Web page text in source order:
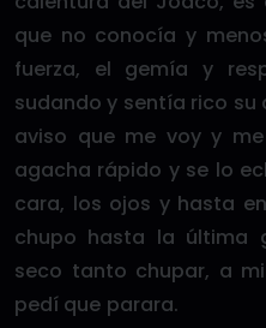
que no conocía y
fuerza, el gemía y
sudando y sentía rico su
aviso que me voy y
agacha rápido y se lo
cara, los ojos y hasta
chupo hasta la última
seco tanto chupar, a
pedí que parara.